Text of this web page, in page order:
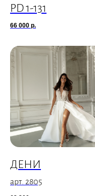
PD 1-131
66 000 р.
ДЕНИ
арт. 2805